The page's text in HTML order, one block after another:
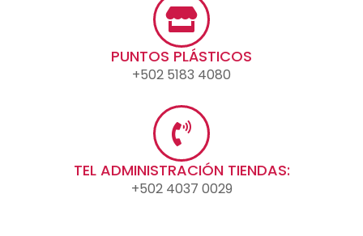
PUNTOS PLÁSTICOS
+502 5183 4080
TEL ADMINISTRACIÓN TIENDAS:
+502 4037 0029